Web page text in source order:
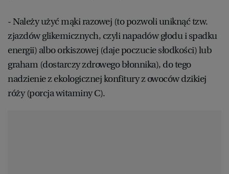
- Należy użyć mąki razowej (to pozwoli uniknąć tzw.
zjazdów glikemicznych, czyli napadów głodu i spadku
energii) albo orkiszowej (daje poczucie słodkości) lub
graham (dostarczy zdrowego błonnika), do tego
nadzienie z ekologicznej konfitury z owoców dzikiej
róży (porcja witaminy C).